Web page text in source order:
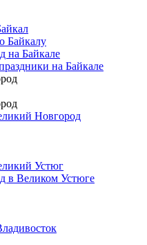
Байкалу
на Байкале
на Байкале
Новгород
Устюг
в Великом Устюге